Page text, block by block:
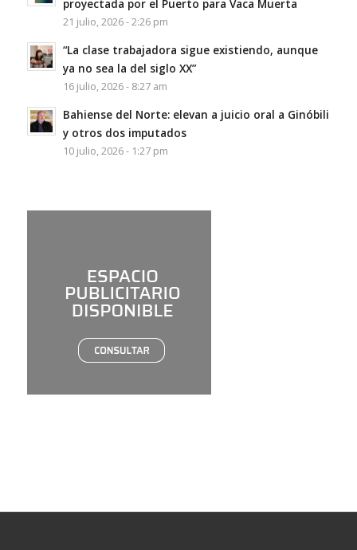
proyectada por el Puerto para Vaca Muerta
21 julio, 2026 - 2:26 pm
“La clase trabajadora sigue existiendo, aunque
ya no sea la del siglo XX”
16 julio, 2026 - 8:27 am
Bahiense del Norte: elevan a juicio oral a Ginóbili
y otros dos imputados
10 julio, 2026 - 1:27 pm